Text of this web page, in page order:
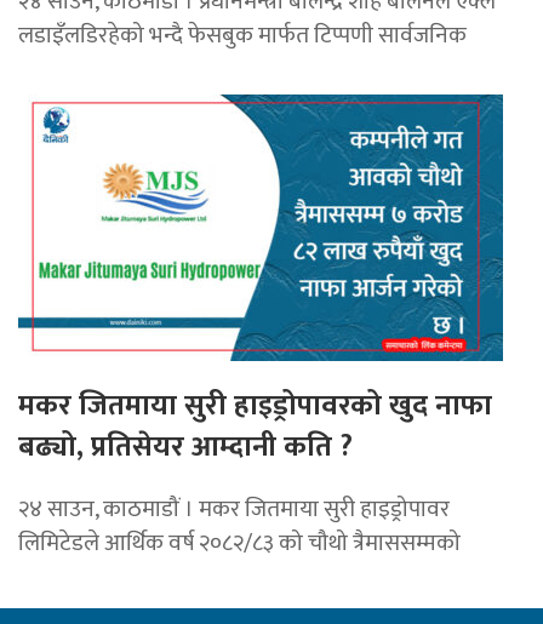
लडाइँलडिरहेको भन्दै फेसबुक मार्फत टिप्पणी सार्वजनिक
मकर जितमाया सुरी हाइड्रोपावरको खुद नाफा
बढ्यो, प्रतिसेयर आम्दानी कति ?
२४ साउन, काठमाडौं । मकर जितमाया सुरी हाइड्रोपावर
लिमिटेडले आर्थिक वर्ष २०८२/८३ को चौथो त्रैमाससम्मको